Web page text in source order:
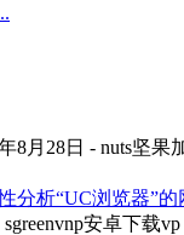
8月28日 - nuts坚果
分析“UC浏览器”
安卓下载